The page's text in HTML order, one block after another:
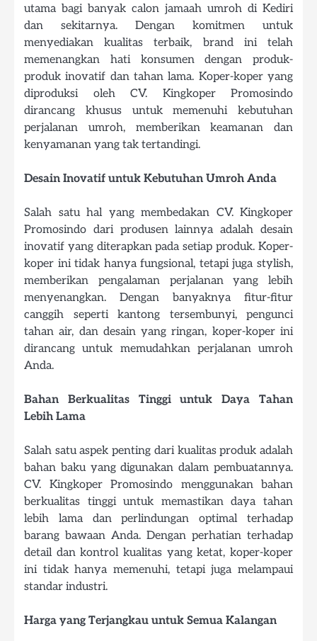
utama bagi banyak calon jamaah umroh di Kediri
dan sekitarnya. Dengan komitmen untuk
menyediakan kualitas terbaik, brand ini telah
memenangkan hati konsumen dengan produk-
produk inovatif dan tahan lama. Koper-koper yang
diproduksi oleh CV. Kingkoper Promosindo
dirancang khusus untuk memenuhi kebutuhan
perjalanan umroh, memberikan keamanan dan
kenyamanan yang tak tertandingi.
Desain Inovatif untuk Kebutuhan Umroh Anda
Salah satu hal yang membedakan CV. Kingkoper
Promosindo dari produsen lainnya adalah desain
inovatif yang diterapkan pada setiap produk. Koper-
koper ini tidak hanya fungsional, tetapi juga stylish,
memberikan pengalaman perjalanan yang lebih
menyenangkan. Dengan banyaknya fitur-fitur
canggih seperti kantong tersembunyi, pengunci
tahan air, dan desain yang ringan, koper-koper ini
dirancang untuk memudahkan perjalanan umroh
Anda.
Bahan Berkualitas Tinggi untuk Daya Tahan
Lebih Lama
Salah satu aspek penting dari kualitas produk adalah
bahan baku yang digunakan dalam pembuatannya.
CV. Kingkoper Promosindo menggunakan bahan
berkualitas tinggi untuk memastikan daya tahan
lebih lama dan perlindungan optimal terhadap
barang bawaan Anda. Dengan perhatian terhadap
detail dan kontrol kualitas yang ketat, koper-koper
ini tidak hanya memenuhi, tetapi juga melampaui
standar industri.
Harga yang Terjangkau untuk Semua Kalangan